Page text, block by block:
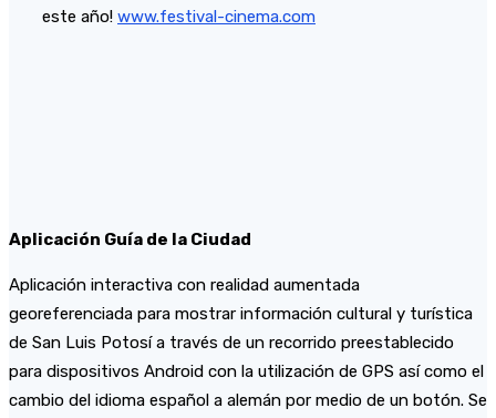
este año! www.festival-cinema.com
Aplicación Guía de la Ciudad
Aplicación interactiva con realidad aumentada
georeferenciada para mostrar información cultural y turística
de San Luis Potosí a través de un recorrido preestablecido
para dispositivos Android con la utilización de GPS así como el
cambio del idioma español a alemán por medio de un botón. Se